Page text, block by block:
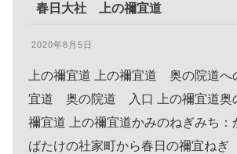
春日大社 上の禰宜道
2020年8月5日
上の禰宜道 上の禰宜道 奥の院道へ
宜道 奥の院道 入口 上の禰宜道奥
禰宜道 上の禰宜道かみのねぎみち：
ばたけの社家町から春日の禰宜ねぎ